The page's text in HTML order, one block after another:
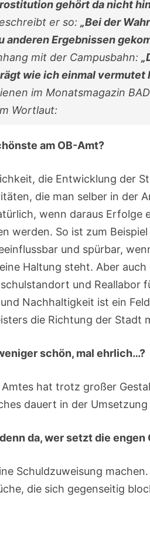
gehört da nicht
er so:„Bei der
anderen Ergebnissen
mit der Campusbahn:
wie ich einmal vermutet
im Monatsmagazin
Wortlaut:
am OB-Amt?
die Entwicklung der
die man selber in der
wenn daraus Erfolge
werden. So ist zum
und spürbar,
Haltung steht. Aber
und Reallabor
Nachhaltigkeit ist ein
die Richtung der Stadt
schön, mal ehrlich…?
Amtes hat trotz großer
dauert in der
da, wer setzt die engen
Schuldzuweisung
die sich gegenseitig